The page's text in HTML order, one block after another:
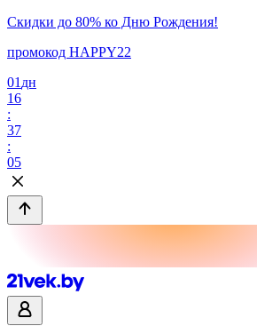
Скидки до 80% ко Дню Рождения!
промокод HAPPY22
01 дн
16
:
37
:
05